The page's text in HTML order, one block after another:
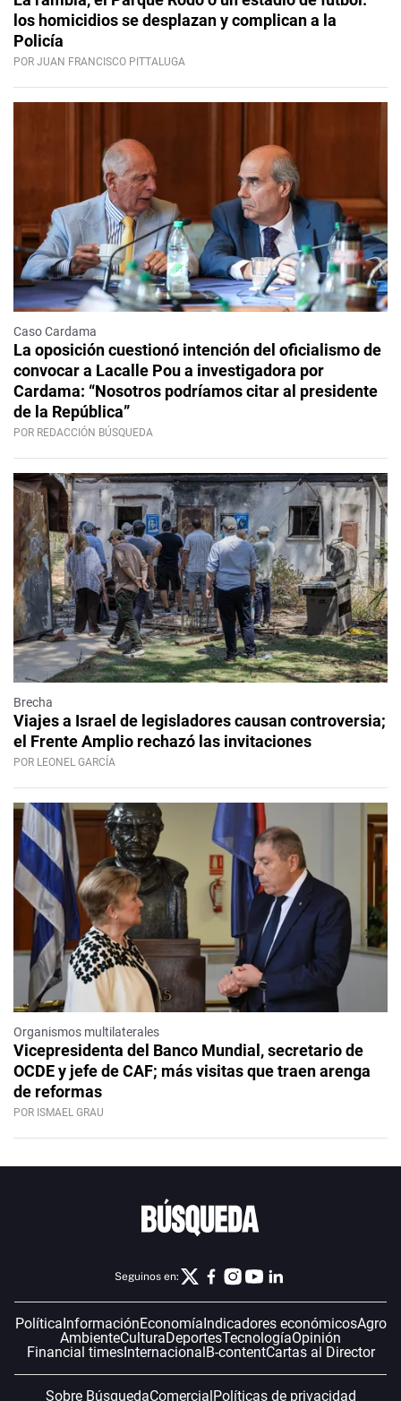
los homicidios se desplazan y complican a la
Policía
POR JUAN FRANCISCO PITTALUGA
Caso Cardama
La oposición cuestionó intención del oficialismo de
convocar a Lacalle Pou a investigadora por
Cardama: “Nosotros podríamos citar al presidente
de la República”
POR REDACCIÓN BÚSQUEDA
Brecha
Viajes a Israel de legisladores causan controversia;
el Frente Amplio rechazó las invitaciones
POR LEONEL GARCÍA
Organismos multilaterales
Vicepresidenta del Banco Mundial, secretario de
OCDE y jefe de CAF; más visitas que traen arenga
de reformas
POR ISMAEL GRAU
Seguinos en:
PolíticaInformaciónEconomíaIndicadores económicosAgro
AmbienteCulturaDeportesTecnologíaOpinión
Financial timesInternacionalB-contentCartas al Director
Sobre BúsquedaComercialPolíticas de privacidad